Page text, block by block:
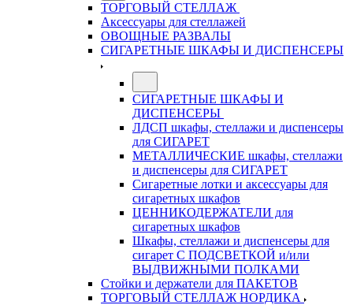
ТОРГОВЫЙ СТЕЛЛАЖ
Аксессуары для стеллажей
ОВОЩНЫЕ РАЗВАЛЫ
СИГАРЕТНЫЕ ШКАФЫ И ДИСПЕНСЕРЫ
СИГАРЕТНЫЕ ШКАФЫ И
ДИСПЕНСЕРЫ
ЛДСП шкафы, стеллажи и диспенсеры
для СИГАРЕТ
МЕТАЛЛИЧЕСКИЕ шкафы, стеллажи
и диспенсеры для СИГАРЕТ
Сигаретные лотки и аксессуары для
сигаретных шкафов
ЦЕННИКОДЕРЖАТЕЛИ для
сигаретных шкафов
Шкафы, стеллажи и диспенсеры для
сигарет С ПОДСВЕТКОЙ и/или
ВЫДВИЖНЫМИ ПОЛКАМИ
Стойки и держатели для ПАКЕТОВ
ТОРГОВЫЙ СТЕЛЛАЖ НОРДИКА